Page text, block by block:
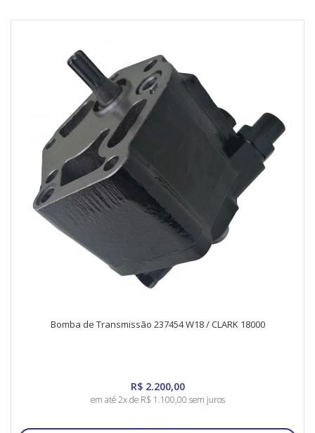
Bomba de Transmissão 237454 W18 / CLARK 18000
R$ 2.200,00
em até 2x de R$ 1.100,00 sem juros